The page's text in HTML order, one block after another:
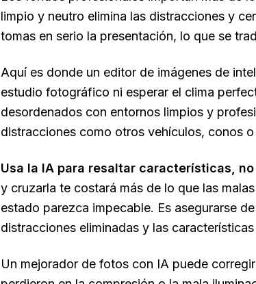
limpio y neutro elimina las distracciones y
tomas en serio la presentación, lo que se
Aquí es donde un editor de imágenes de
estudio fotográfico ni esperar el clima
desordenados con entornos limpios y
distracciones como otros vehículos, conos
Usa la IA para resaltar características,
y cruzarla te costará más de lo que las
estado parezca impecable. Es asegurarse
distracciones eliminadas y las
Un mejorador de fotos con IA puede